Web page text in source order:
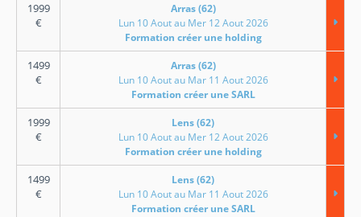
1999
€
Arras (62)
Lun 10 Aout au Mer 12 Aout 2026
Formation créer une holding
1499
€
Arras (62)
Lun 10 Aout au Mar 11 Aout 2026
Formation créer une SARL
1999
€
Lens (62)
Lun 10 Aout au Mer 12 Aout 2026
Formation créer une holding
1499
€
Lens (62)
Lun 10 Aout au Mar 11 Aout 2026
Formation créer une SARL